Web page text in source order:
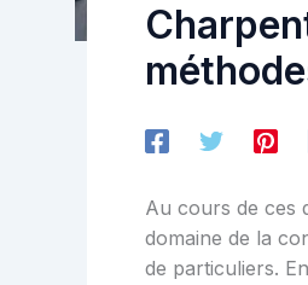
Au cours de ces
domaine de la
de particuliers.